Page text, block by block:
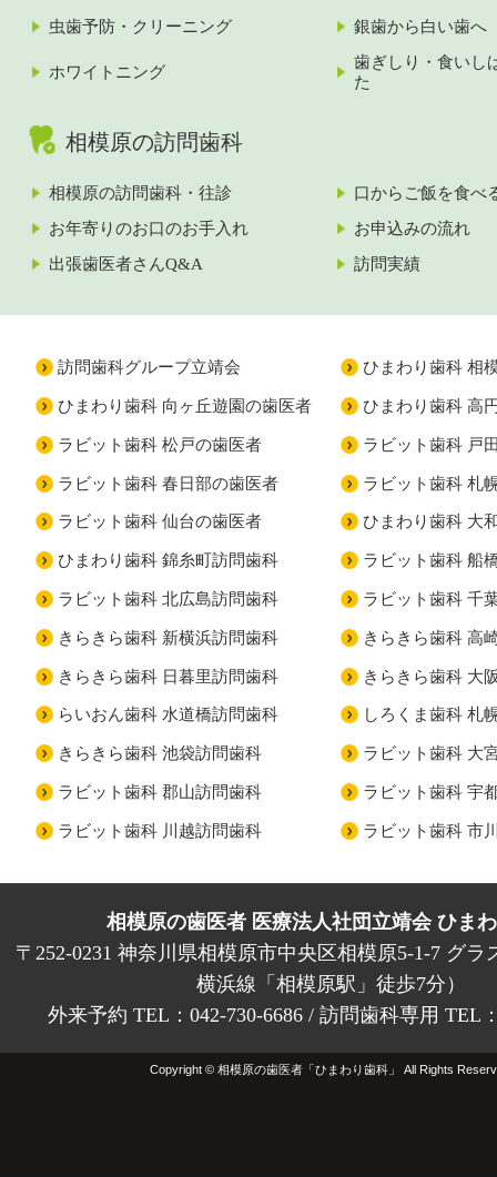
虫歯予防・クリーニング 銀歯から白い歯へ
ホワイトニング
歯ぎしり・食いし
た
相模原の訪問歯科
相模原の訪問歯科・往診
口からご飯を食べ
お年寄りのお口のお手入れ
お申込みの流れ
出張歯医者さんQ&A
訪問実績
訪問歯科グループ立靖会 ひまわり歯科 相
ひまわり歯科 向ヶ丘遊園の歯医者 ひまわり歯科 高
ラビット歯科 松戸の歯医者 ラビット歯科 戸
ラビット歯科 春日部の歯医者 ラビット歯科 札
ラビット歯科 仙台の歯医者 ひまわり歯科 大
ひまわり歯科 錦糸町訪問歯科 ラビット歯科 船
ラビット歯科 北広島訪問歯科 ラビット歯科 千
きらきら歯科 新横浜訪問歯科 きらきら歯科 高
きらきら歯科 日暮里訪問歯科 きらきら歯科 大
らいおん歯科 水道橋訪問歯科 しろくま歯科 札
きらきら歯科 池袋訪問歯科 ラビット歯科 大
ラビット歯科 郡山訪問歯科 ラビット歯科 宇
ラビット歯科 川越訪問歯科 ラビット歯科 市
相模原の歯医者 医療法人社団立靖会 ひま
〒252-0231 神奈川県相模原市中央区相模原5-1-7 グラ
横浜線「相模原駅」徒歩7分）
外来予約 TEL：042-730-6686 / 訪問歯科専用 TEL
Copyright © 相模原の歯医者「ひまわり歯科」 All Rights